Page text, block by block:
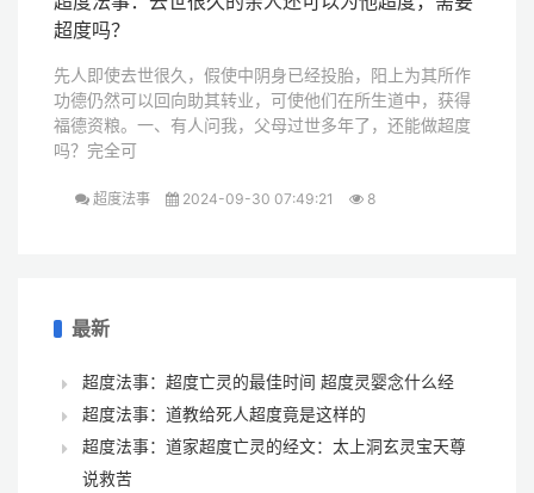
超度吗？
先人即使去世很久，假使中阴身已经投胎，阳上为其所作
功德仍然可以回向助其转业，可使他们在所生道中，获得
福德资粮。一、有人问我，父母过世多年了，还能做超度
吗？完全可
超度法事 2024-09-30 07:49:21 8
最新
超度法事：超度亡灵的最佳时间 超度灵婴念什么经
超度法事：道教给死人超度竟是这样的
超度法事：道家超度亡灵的经文：太上洞玄灵宝天尊
说救苦